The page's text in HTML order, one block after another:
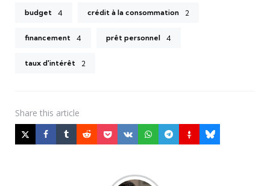
budget 4 crédit à la consommation 2
financement 4 prêt personnel 4
taux d'intérêt 2
Share this article